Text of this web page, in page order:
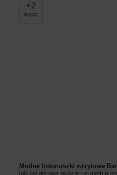
+2
więcej
Modne listonoszki wizytowe
lub wyjątkową okazję uzupełnią